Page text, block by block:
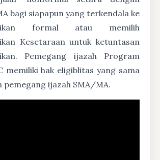
bagi siapapun yang terkendala ke
formal atau memilih
Kesetaraan untuk ketuntasan
Pemegang ijazah Program
memiliki hak eligiblitas yang sama
pemegang ijazah SMA/MA.